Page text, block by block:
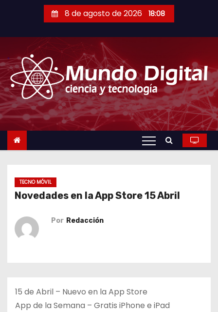
a
r
a
l
c
o
8 de agosto de 2026 18:08
TECNO MÓVIL
Novedades en la App Store 15 Abril
Por Redacción
15 de Abril – Nuevo en la App Store
App de la Semana – Gratis iPhone e iPad